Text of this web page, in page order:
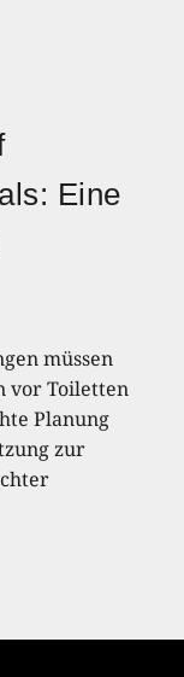
Eine
müssen
vor Toiletten
Planung
zur